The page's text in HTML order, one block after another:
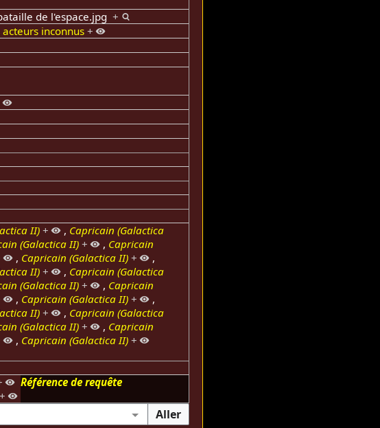
de l'espace.jpg+
inconnus +
II) + , Capricain (Galactica
(Galactica II) + , Capricain
, Capricain (Galactica II) +
,
II) + , Capricain (Galactica
(Galactica II) + , Capricain
, Capricain (Galactica II) +
,
II) + , Capricain (Galactica
(Galactica II) + , Capricain
, Capricain (Galactica II) +
Référence de requête
+